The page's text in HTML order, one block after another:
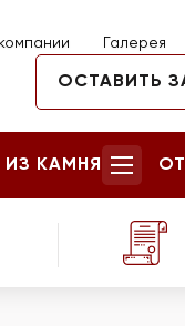
Галерея
ОСТАВИТЬ
КАМНЯ